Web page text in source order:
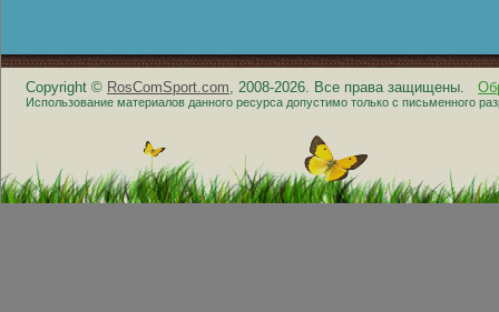
Copyright © RosComSport.com, 2008-2026. Все права защищены.
Использование материалов данного ресурса допустимо только с письменного